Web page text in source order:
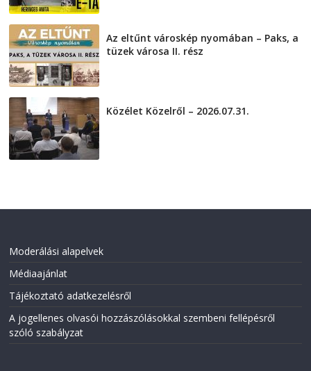
Az eltűnt városkép nyomában – Paks, a
tüzek városa II. rész
Közélet Közelről – 2026.07.31.
Moderálási alapelvek
Médiaajánlat
Tájékoztató adatkezelésről
A jogellenes olvasói hozzászólásokkal szembeni fellépésről
szóló szabályzat